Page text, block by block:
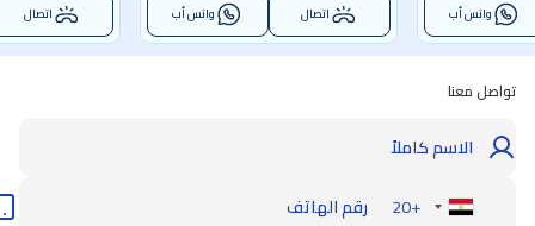
اتصال اتصال واتس أب واتس أب
تواصل معنا
Egypt
+20